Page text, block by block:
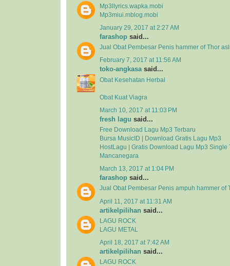
Mp3llyrics.wapka.mobi
Mp3miui.mblog.mobi
January 29, 2017 at 2:27 AM
farashop said...
Jual Obat Pembesar Penis hammer of Thor
February 7, 2017 at 11:56 AM
toko-angkasasaid...
Obat Kesehatan Herbal
Obat Kuat Viagra
March 10, 2017 at 11:03 PM
fresh lagu said...
Free Download Lagu Mp3 Terbaru
Bursa MusicID | Download Gratis Lagu Mp3
HostLagu | Gratis Download Lagu Mp3 Single
Mancanegara
March 13, 2017 at 1:04 PM
farashop said...
Jual Obat Pembesar Penis ampuh hammer of
April 11, 2017 at 11:31 AM
artikelpilihan said...
LAGU ROCK
LAGU METAL
April 18, 2017 at 7:42 AM
artikelpilihan said...
LAGU ROCK